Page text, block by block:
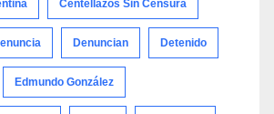
Centellazos Sin Censura
Denuncian Detenido
Edmundo González